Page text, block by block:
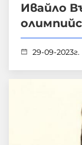
Ивайло
29-09-2023г.